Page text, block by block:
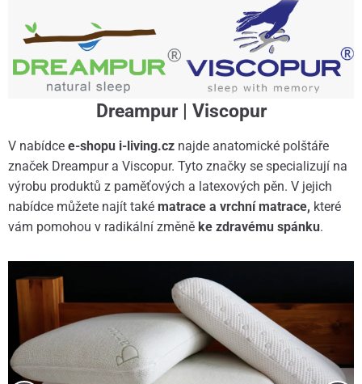
Dreampur | Viscopur
V nabídce e-shopu i-living.cz najde anatomické polštáře
značek Dreampur a Viscopur. Tyto značky se specializují na
výrobu produktů z paměťových a latexových pěn. V jejich
nabídce můžete najít také matrace a vrchní matrace, které
vám pomohou v radikální změně ke zdravému spánku.